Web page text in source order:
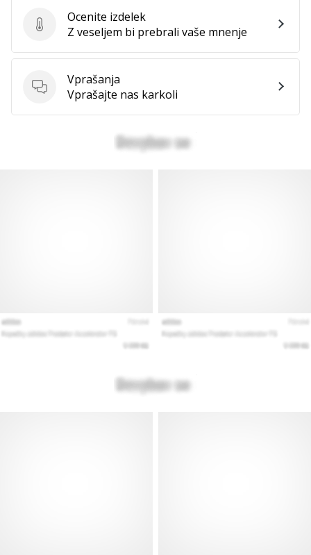
Ocenite izdelek
Ocenite izdelek
Z veseljem bi prebrali vaše mnenje
Vprašanja
Vprašanja
Vprašajte nas karkoli